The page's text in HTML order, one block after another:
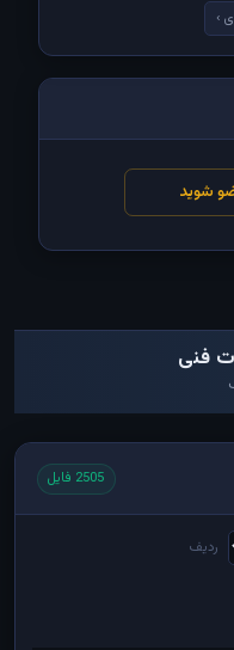
›
شوید
فنی
2505 فایل
ردیف